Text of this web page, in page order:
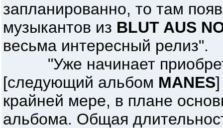
запланированно, то там
музыкантов из BLUT AUS
весьма интересный релиз".
"Уже начинает
[следующий альбом MANES
крайней мере, в плане
альбома. Общая